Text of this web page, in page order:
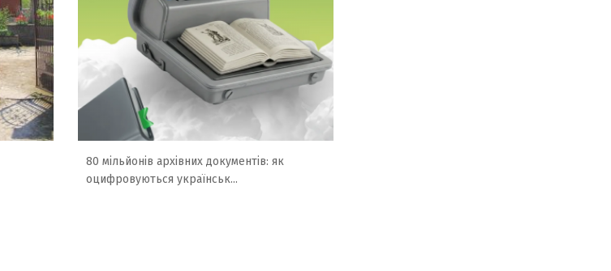
80 мільйонів архівних документів: як
оцифровуються українськ...